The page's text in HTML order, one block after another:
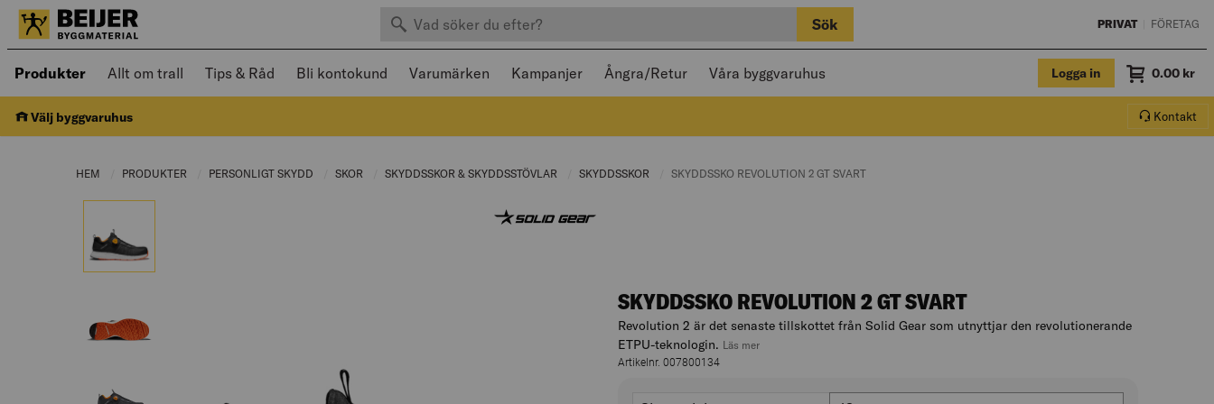
Sök efter produkter Sök PRIVAT FÖRETAG
Produkter Öppnad meny kan navigeras med piltangenter och stängas med Escape
Allt om trall Tips & Råd Bli kontokund Varumärken Kampanjer Ångra/Retur Våra byggvaruhus Logga in Varukorg.
Summa
0.00 kr
Välj byggvaruhus Kontakt
HEM PRODUKTER CURRENT PAGE:
PERSONLIGT SKYDD CURRENT PAGE:
SKOR CURRENT PAGE:
SKYDDSSKOR & SKYDDSSTÖVLAR CURRENT PAGE:
SKYDDSSKOR CURRENT PAGE:
CURRENT PAGE:
SKYDDSSKO REVOLUTION 2 GT SVART
SKYDDSSKO REVOLUTION 2 GT SVART
Revolution 2 är det senaste tillskottet från Solid Gear som utnyttjar den revolutionerande
ETPU-teknologin. Läs mer
Artikelnr. 007800134